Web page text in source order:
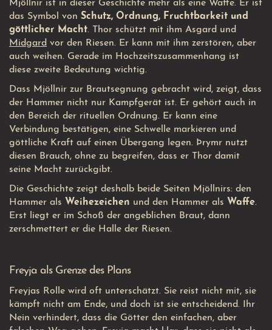
Mjöllnir ist in dieser Geschichte mehr als eine Waffe. Er ist
das Symbol von Schutz, Ordnung, Fruchtbarkeit und
göttlicher Macht. Thor schützt mit ihm Asgard und
Midgard vor den Riesen. Er kann mit ihm zerstören, aber
auch weihen. Gerade im Hochzeitszusammenhang ist
diese zweite Bedeutung wichtig.
Dass Mjöllnir zur Brautsegnung gebracht wird, zeigt, dass
der Hammer nicht nur Kampfgerät ist. Er gehört auch in
den Bereich der rituellen Ordnung. Er kann eine
Verbindung bestätigen, eine Schwelle markieren und
göttliche Kraft auf einen Übergang legen. Þrymr nutzt
diesen Brauch, ohne zu begreifen, dass er Thor damit
seine Macht zurückgibt.
Die Geschichte zeigt deshalb beide Seiten Mjöllnirs: den
Hammer als Weihezeichen und den Hammer als Waffe.
Erst liegt er im Schoß der angeblichen Braut, dann
zerschmettert er die Halle der Riesen.
Freyja als Grenze des Plans
Freyjas Rolle wird oft unterschätzt. Sie reist nicht mit, sie
kämpft nicht am Ende, und doch ist sie entscheidend. Ihr
Nein verhindert, dass die Götter den einfachen, aber